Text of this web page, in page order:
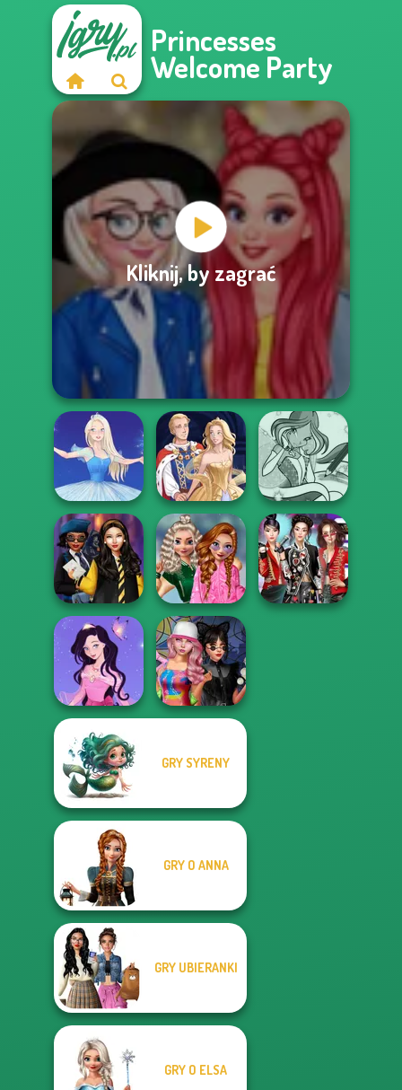
Princesses
Welcome Party
Kliknij, by zagrać
Ice Ballerina Sun Dress
Winx Paint Fairy
Color
Hogwarts
Princesses
School
Popularity
Challenge
Dress up Azalea
5
Spin The Bottle
GRY SYRENY
GRY O ANNA
GRY UBIERANKI
GRY O ELSA